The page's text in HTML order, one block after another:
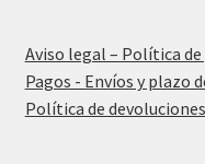
Aviso legal – Política
Pagos - Envíos y plazo
Política de